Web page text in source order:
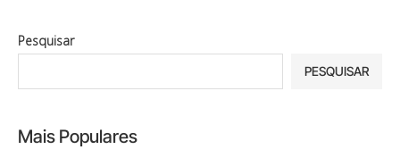
Pesquisar
PESQUISAR
Mais Populares